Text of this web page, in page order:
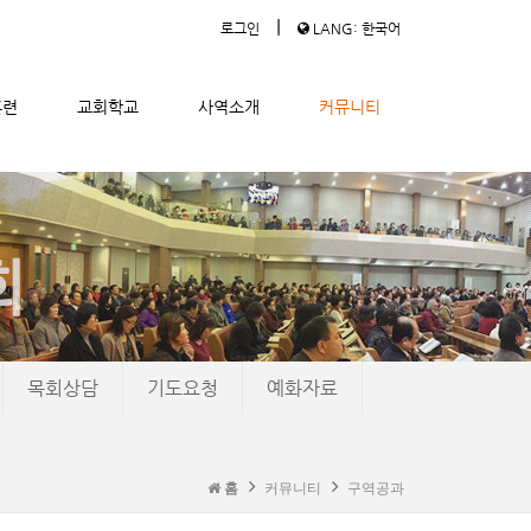
로그인 | LANG: 한국어
교회학교 사역소개 커뮤니티
목회상담 기도요청 예화자료
홈 커뮤니티 구역공과